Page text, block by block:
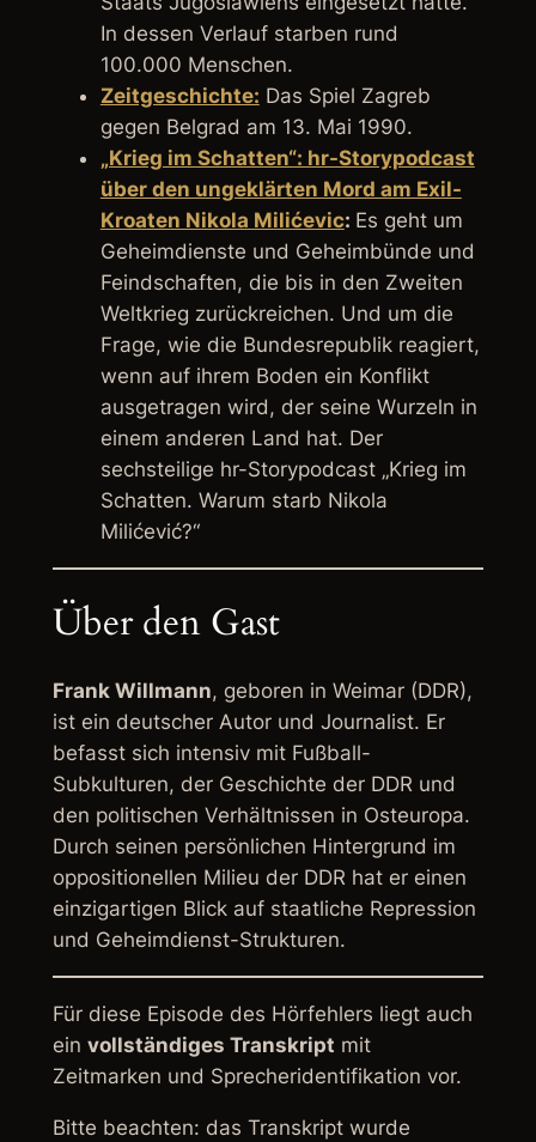
In dessen Verlauf starben rund
100.000 Menschen.
Zeitgeschichte: Das Spiel Zagreb
gegen Belgrad am 13. Mai 1990.
„Krieg im Schatten“: hr-Storypodcast
über den ungeklärten Mord am Exil-
Kroaten Nikola Milićevic: Es geht um
Geheimdienste und Geheimbünde und
Feindschaften, die bis in den Zweiten
Weltkrieg zurückreichen. Und um die
Frage, wie die Bundesrepublik reagiert,
wenn auf ihrem Boden ein Konflikt
ausgetragen wird, der seine Wurzeln in
einem anderen Land hat. Der
sechsteilige hr-Storypodcast „Krieg im
Schatten. Warum starb Nikola
Milićević?“
Über den Gast
Frank Willmann, geboren in Weimar (DDR),
ist ein deutscher Autor und Journalist. Er
befasst sich intensiv mit Fußball-
Subkulturen, der Geschichte der DDR und
den politischen Verhältnissen in Osteuropa.
Durch seinen persönlichen Hintergrund im
oppositionellen Milieu der DDR hat er einen
einzigartigen Blick auf staatliche Repression
und Geheimdienst-Strukturen.
Für diese Episode des Hörfehlers liegt auch
ein vollständiges Transkript mit
Zeitmarken und Sprecheridentifikation vor.
Bitte beachten: das Transkript wurde